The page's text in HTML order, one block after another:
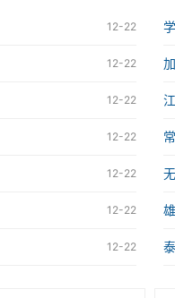
12-22
12-22
12-22
12-22
12-22
12-22
12-22